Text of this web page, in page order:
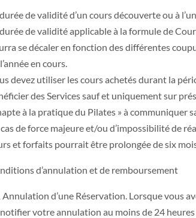
de validité d’un cours découverte ou à
de validité applicable à la formule de
se décaler en fonction des différentes
en cours.
devez utiliser les cours achetés durant la
des Services sauf et uniquement sur
à la pratique du Pilates » à communiquer
cas de force majeure et/ou d’impossibilité de
et forfaits pourrait être prolongée de six
d’annulation et de remboursement
Annulation d’une Réservation. Lorsque vous
votre annulation au moins de 24 heures